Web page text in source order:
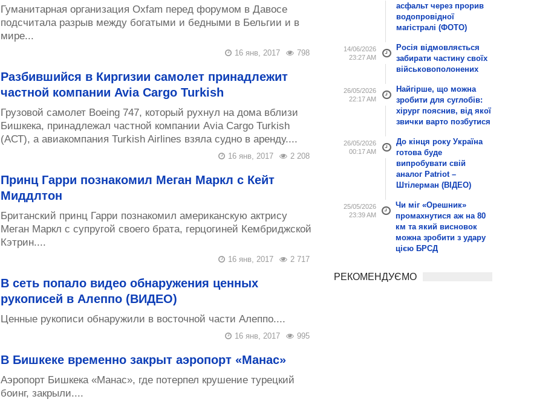
Гуманитарная организация Oxfam перед форумом в Давосе
подсчитала разрыв между богатыми и бедными в Бельгии и в
мире...
798
16 янв, 2017
Разбившийся в Киргизии самолет принадлежит
частной компании Avia Cargo Turkish
Грузовой самолет Boeing 747, который рухнул на дома вблизи
Бишкека, принадлежал частной компании Avia Cargo Turkish
(АСТ), а авиакомпания Turkish Airlines взяла судно в аренду....
2 208
16 янв, 2017
Принц Гарри познакомил Меган Маркл с Кейт
Миддлтон
Британский принц Гарри познакомил американскую актрису
Меган Маркл с супругой своего брата, герцогиней Кембриджской
Кэтрин....
2 717
16 янв, 2017
В сеть попало видео обнаружения ценных
рукописей в Алеппо (ВИДЕО)
Ценные рукописи обнаружили в восточной части Алеппо....
995
16 янв, 2017
В Бишкеке временно закрыт аэропорт «Манас»
Аэропорт Бишкека «Манас», где потерпел крушение турецкий
боинг, закрыли....
асфальт через прорив
водопровідної
магістралі (ФОТО)
14/06/2026
23:27 AM
Росія відмовляється
забирати частину своїх
військовополонених
26/05/2026
22:17 AM
Найгірше, що можна
зробити для суглобів:
хірург пояснив, від якої
звички варто позбутися
26/05/2026
00:17 AM
До кінця року Україна
готова буде
випробувати свій
аналог Patriot –
Штілерман (ВІДЕО)
25/05/2026
23:39 AM
Чи міг «Орешник»
промахнутися аж на 80
км та який висновок
можна зробити з удару
цією БРСД
РЕКОМЕНДУЄМО